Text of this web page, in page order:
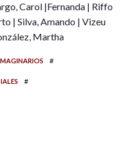
Carol |Fernanda | Riffo
| Silva, Amando | Vizeu
Martha
#
#